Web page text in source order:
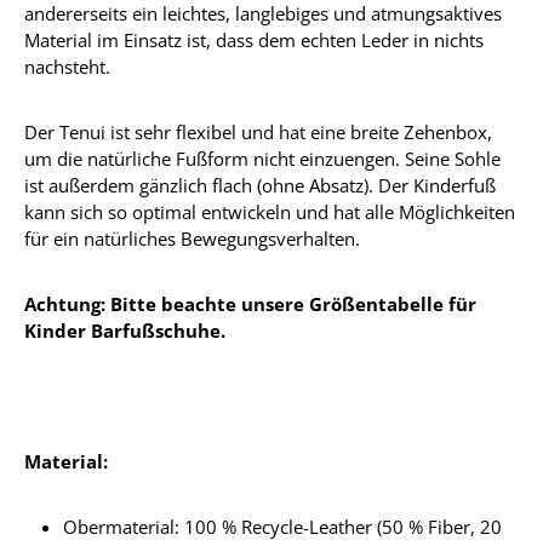
andererseits ein leichtes, langlebiges und atmungsaktives
Material im Einsatz ist, dass dem echten Leder in nichts
nachsteht.
Der Tenui ist sehr flexibel und hat eine breite Zehenbox,
um die natürliche Fußform nicht einzuengen. Seine Sohle
ist außerdem gänzlich flach (ohne Absatz). Der Kinderfuß
kann sich so optimal entwickeln und hat alle Möglichkeiten
für ein natürliches Bewegungsverhalten.
Achtung: Bitte beachte unsere Größentabelle für
Kinder Barfußschuhe.
Material:
Obermaterial: 100 % Recycle-Leather (50 % Fiber, 20